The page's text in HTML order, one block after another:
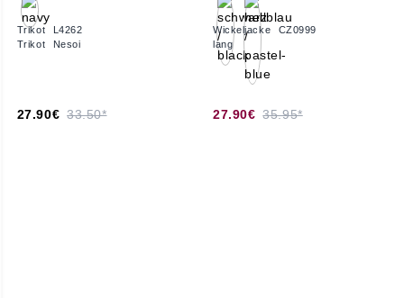
Trikot L4262
Trikot Nesoi
27.90€ 33.50*
Wickeljacke CZ0999
lang
27.90€ 35.95*